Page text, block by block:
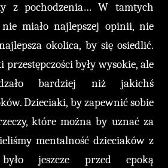
z pochodzenia… W tamtych
miało najlepszej opinii, nie
okolica, by się osiedlić.
przestępczości były wysokie, ale
bardziej niż jakichś
Dzieciaki, by zapewnić sobie
które można by uznać za
mentalność dzieciaków z
jeszcze przed epoką